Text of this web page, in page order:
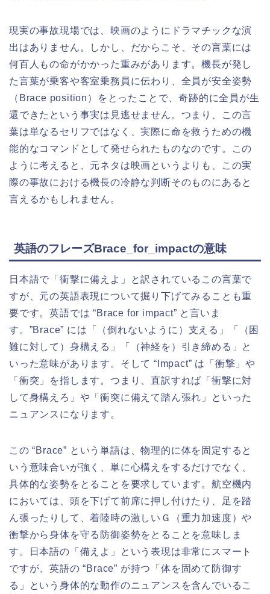
現実の事故現場では、映画のようにドラマチックな演
出はありません。しかし、だからこそ、その言葉には
何百人もの命がかかった重みがあります。機長が発し
た言葉が乗客や客室乗務員に伝わり、全員が安全姿勢
（Brace position）をとったことで、奇跡的に全員が生
還できたという事実は見逃せません。つまり、この言
葉は単なるセリフではなく、実際に命を救うための機
能的なコマンドとして発せられたものなのです。この
ように考えると、元ネタは映画というよりも、この実
際の事故における機長の冷静な判断そのものにあると
言えるかもしれません。
英語のフレーズBrace_for_impactの意味
日本語で「衝撃に備えよ」と訳されているこの言葉で
すが、元の英語表現について掘り下げてみることも重
要です。英語では “Brace for impact” と言いま
す。”Brace” には「（倒れないように）支える」「（困
難に対して）身構える」「（神経を）引き締める」と
いった意味があります。そして “Impact” は「衝撃」や
「衝突」を指します。つまり、直訳すれば「衝撃に対
して身構えろ」や「衝突に備えて踏ん張れ」といった
ニュアンスになります。
この “Brace” という単語は、物理的に体を固定すると
いう意味合いが強く、単に心構えをするだけでなく、
具体的な姿勢をとることを要求しています。航空機内
においては、頭を下げて前席に押し付けたり、足を踏
ん張ったりして、着陸時の激しいＧ（重力加速度）や
衝撃から身体を守る防御姿勢をとることを意味しま
す。日本語の「備えよ」という表現は非常にスマート
ですが、英語の “Brace” が持つ「体を固めて防御す
る」という身体的な動作のニュアンスを含んでいるこ